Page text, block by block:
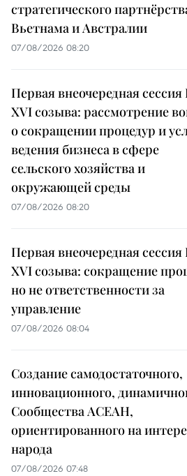
стратегического
Вьетнама и Австралии
07/08/2026 08:20
Первая внеочередная
XVI созыва: рассмотрение
о сокращении процедур и
ведения бизнеса в сфере
сельского хозяйства и
окружающей среды
07/08/2026 08:20
Первая внеочередная
XVI созыва: сокращение
но не ответственности за
управление
07/08/2026 08:04
Создание самодостаточного,
инновационного,
Сообщества АСЕАН,
ориентированного на
народа
07/08/2026 07:48